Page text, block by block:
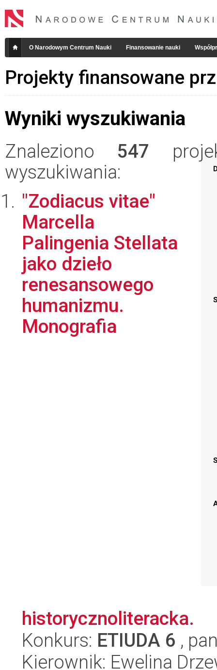
O Narodowym Centrum Nauki Finansowanie nauki
Projekty finansowane
Wyniki wyszukiwania
Znaleziono 547
wyszukiwania:
"Zodiacus vitae"
Marcella
Palingenia Stellata
jako dzieło
renesansowego
humanizmu.
Monografia
historycznoliteracka.
Konkurs: ETIUDA 6 ,
Kierownik: Ewelina